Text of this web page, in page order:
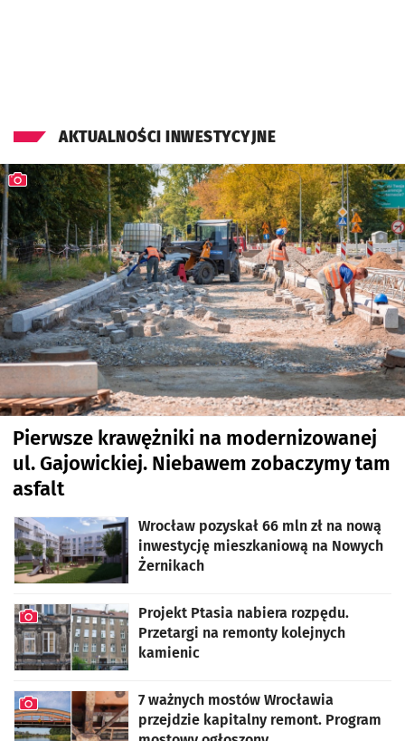
AKTUALNOŚCI INWESTYCYJNE
Pierwsze krawężniki na modernizowanej
ul. Gajowickiej. Niebawem zobaczymy tam
asfalt
Wrocław pozyskał 66 mln zł na nową
inwestycję mieszkaniową na Nowych
Żernikach
Projekt Ptasia nabiera rozpędu.
Przetargi na remonty kolejnych
kamienic
7 ważnych mostów Wrocławia
przejdzie kapitalny remont. Program